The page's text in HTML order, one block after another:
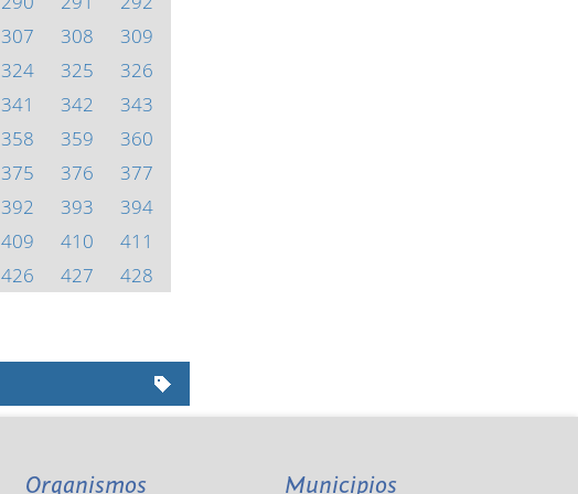
307 308
309
324 325
326
341 342
343
358 359
360
375 376
377
392 393
394
409 410
411
426 427
428
Organismos Municipios